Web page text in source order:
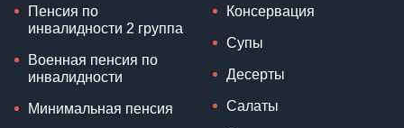
Пенсия по
инвалидности 2 группа
Военная пенсия по
инвалидности
Минимальная пенсия
Консервация
Супы
Десерты
Салаты